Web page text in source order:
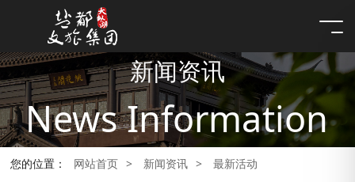
新闻资讯
News Information
您的位置： 网站首页 > 新闻资讯 > 最新活动